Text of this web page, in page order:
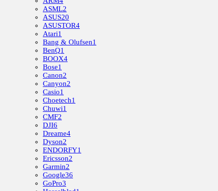
ASML2
ASUS20
ASUSTOR4
Atari1
Bang & Olufsen1
BenQ1
BOOX4
Bose1
Canon2
Canyon2
Casio1
Choetech1
Chuwi1
CMF2
DJI6
Dreame4
Dyson2
ENDORFY1
Ericsson2
Garmin2
Google36
GoPro3